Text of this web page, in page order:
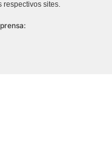
respectivos sites.